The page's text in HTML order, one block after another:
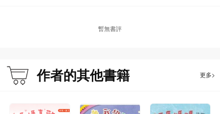
暫無書評
作者的其他書籍 更多>